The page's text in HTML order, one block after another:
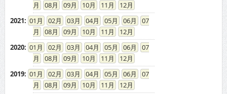
08
09 10 11
12
2021: 01 02 03 04 05 06
07
08
09 10 11
12
2020: 01 02 03 04 05 06
07
08
09 10 11
12
2019: 01 02 03 04 05 06
07
08
09 10 11
12